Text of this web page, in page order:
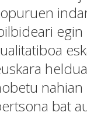
nahian
bat